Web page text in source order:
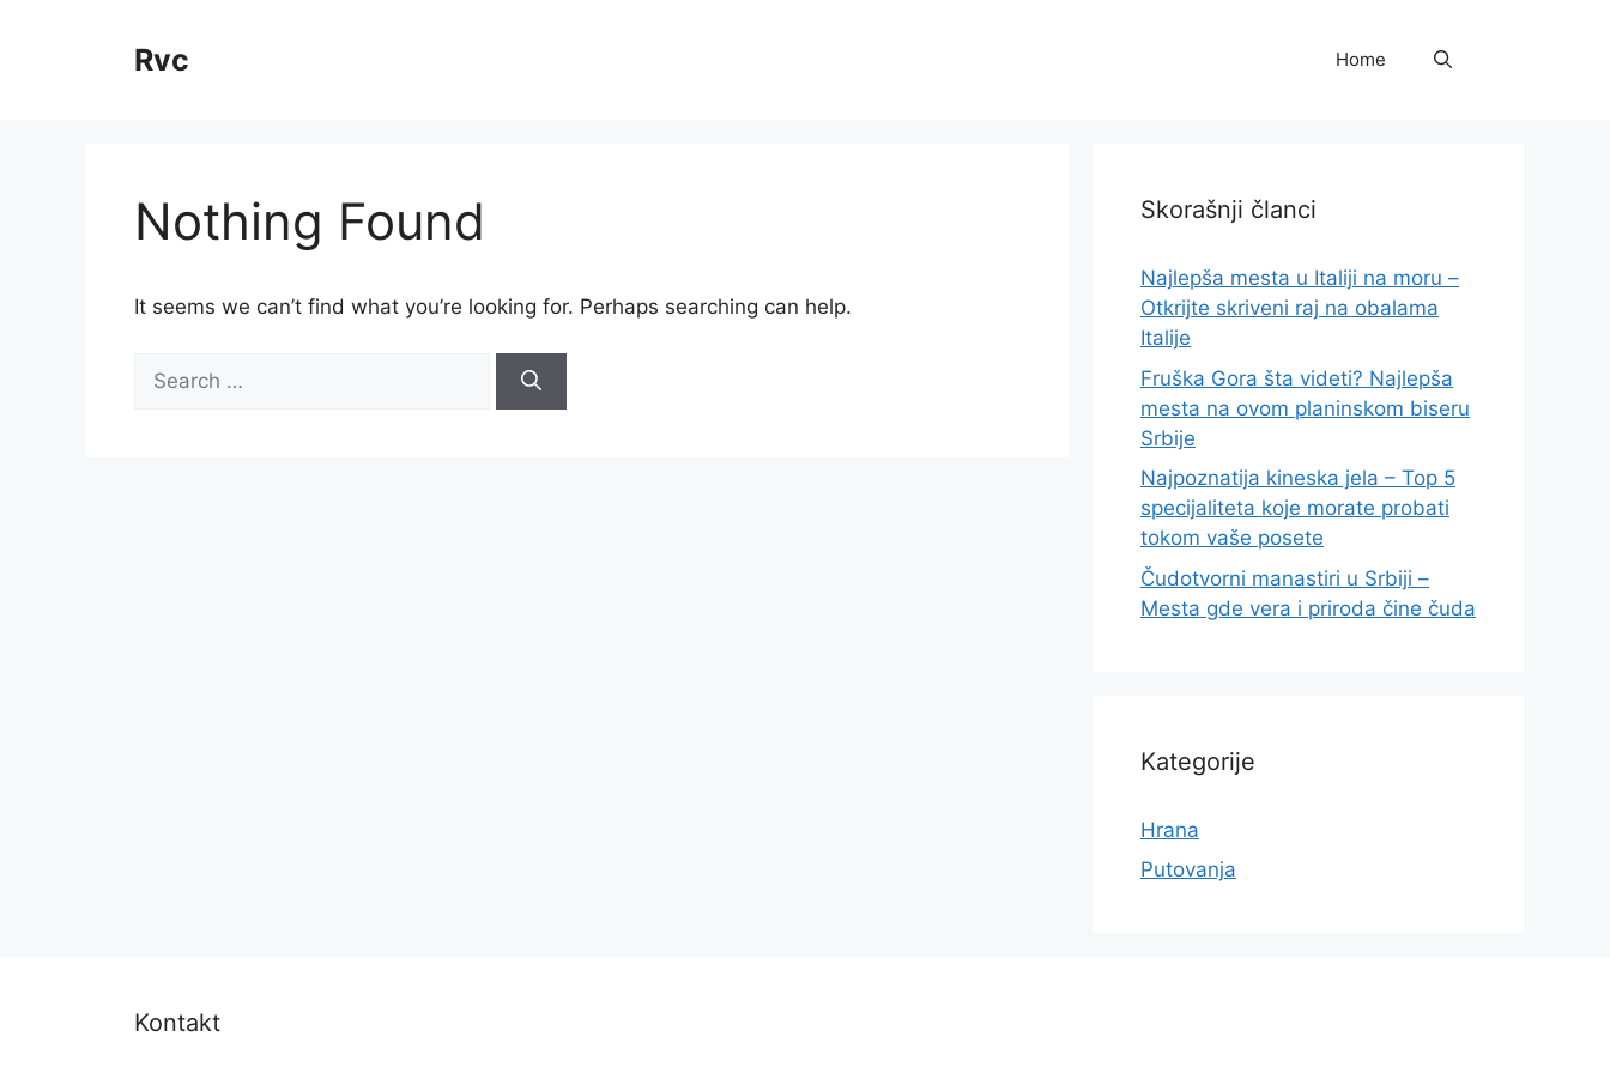
Rvc Home
Nothing Found
It seems we can’t find what you’re looking for. Perhaps searching can help.
for:
Skorašnji članci
Najlepša mesta u Italiji na moru –
Otkrijte skriveni raj na obalama
Italije
Fruška Gora šta videti? Najlepša
mesta na ovom planinskom biseru
Srbije
Najpoznatija kineska jela – Top 5
specijaliteta koje morate probati
tokom vaše posete
Čudotvorni manastiri u Srbiji –
Mesta gde vera i priroda čine čuda
Kategorije
Hrana
Putovanja
Kontakt